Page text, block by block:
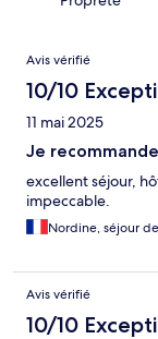
Avis
Avis vérifié
10/10
11 mai 2025
Je
excellent séjour,
impeccable.
Nordine, séjour
Avis vérifié
10/10